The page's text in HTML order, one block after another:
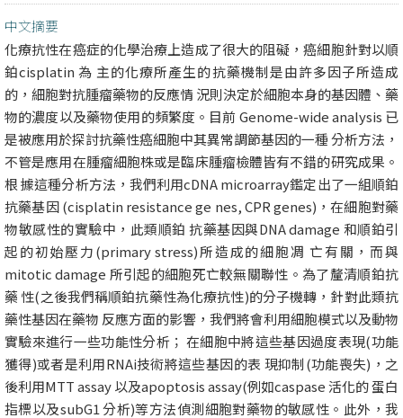
中文摘要
化療抗性在癌症的化學治療上造成了很大的阻礙，癌細胞針對以順
鉑cisplatin 為 主的化療所產生的抗藥機制是由許多因子所造成
的，細胞對抗腫瘤藥物的反應情 況則決定於細胞本身的基因體、藥
物的濃度以及藥物使用的頻繁度。目前 Genome-wide analysis 已
是被應用於探討抗藥性癌細胞中其異常調節基因的一種 分析方法，
不管是應用在腫瘤細胞株或是臨床腫瘤檢體皆有不錯的研究成果。
根 據這種分析方法，我們利用cDNA microarray鑑定出了一組順鉑
抗藥基因 (cisplatin resistance ge nes, CPR genes)，在細胞對藥
物敏感性的實驗中，此類順鉑 抗藥基因與DNA damage 和順鉑引
起的初始壓力(primary stress)所造成的細胞凋 亡有關，而與
mitotic damage 所引起的細胞死亡較無關聯性。為了釐清順鉑抗
藥 性(之後我們稱順鉑抗藥性為化療抗性)的分子機轉，針對此類抗
藥性基因在藥物 反應方面的影響，我們將會利用細胞模式以及動物
實驗來進行一些功能性分析； 在細胞中將這些基因過度表現(功能
獲得)或者是利用RNAi技術將這些基因的表 現抑制(功能喪失)，之
後利用MTT assay 以及apoptosis assay(例如caspase 活化的 蛋白
指標以及subG1 分析)等方法偵測細胞對藥物的敏感性。此外，我